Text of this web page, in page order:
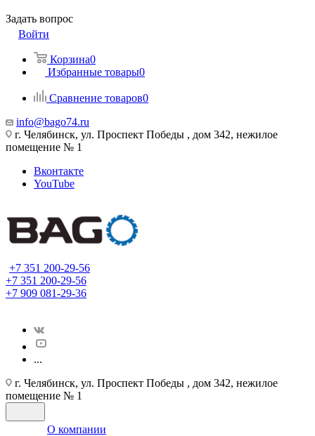
Задать вопрос
Войти
Корзина0
Избранные товары0
Сравнение товаров0
info@bago74.ru
г. Челябинск, ул. Проспект Победы , дом 342, нежилое
помещение № 1
Вконтакте
YouTube
+7 351 200-29-56
+7 351 200-29-56
+7 909 081-29-36
...
г. Челябинск, ул. Проспект Победы , дом 342, нежилое
помещение № 1
О компании